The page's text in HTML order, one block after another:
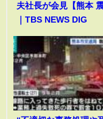
夫社長が会見【熊本 震
｜TBS NEWS DIG